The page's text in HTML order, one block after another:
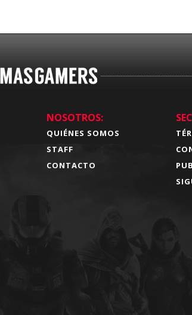
NOSOTROS:
QUIÉNES SOMOS
STAFF
CONTACTO